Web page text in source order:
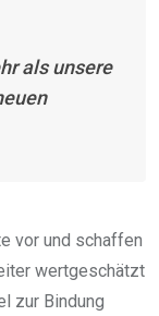
als unsere
vor und schaffen
wertgeschätzt
zur Bindung